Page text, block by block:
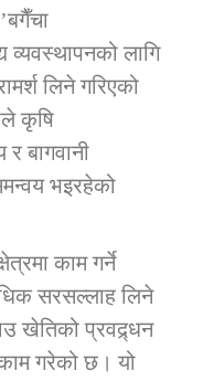
सूचना
व्यवस्थापनको लागि
लिने गरिएको
कृषि
बागवानी
भइरहेको
काम गर्ने
सरसल्लाह लिने
खेतिको प्रवद्र्धन
काम गरेको छ। यो